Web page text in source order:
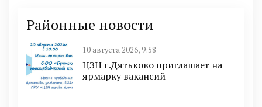
Районные новости
10 августа 2026, 9:58
ЦЗН г.Дятьково приглашает на
ярмарку вакансий